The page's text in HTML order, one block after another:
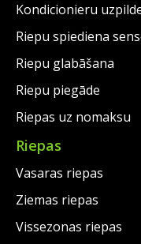
Kondicionieru
Riepu spiediena
Riepu glabāšana
Riepu piegāde
Riepas uz nomaksu
Riepas
Vasaras riepas
Ziemas riepas
Vissezonas riepas